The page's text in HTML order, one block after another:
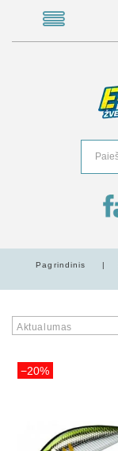
Pagrindinis
Aktualumas
−20%